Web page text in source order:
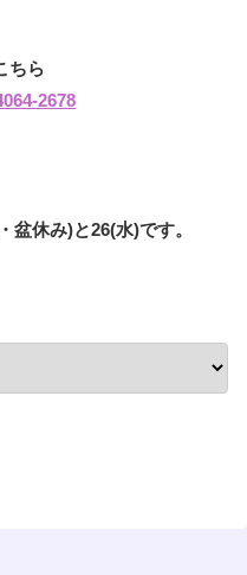
ちら
2678
盆休み)と26(水)です。